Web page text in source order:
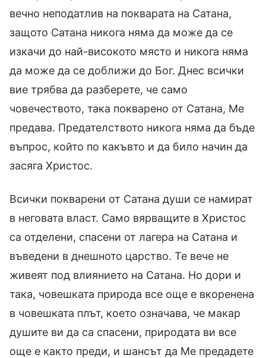
вечно неподатлив на покварата на Сатана,
защото Сатана никога няма да може да се
изкачи до най-високото място и никога няма
да може да се доближи до Бог. Днес всички
вие трябва да разберете, че само
човечеството, така покварено от Сатана, Ме
предава. Предателството никога няма да бъде
въпрос, който по какъвто и да било начин да
засяга Христос.
Всички покварени от Сатана души се намират
в неговата власт. Само вярващите в Христос
са отделени, спасени от лагера на Сатана и
въведени в днешното царство. Те вече не
живеят под влиянието на Сатана. Но дори и
така, човешката природа все още е вкоренена
в човешката плът, което означава, че макар
душите ви да са спасени, природата ви все
още е както преди, и шансът да Ме предадете